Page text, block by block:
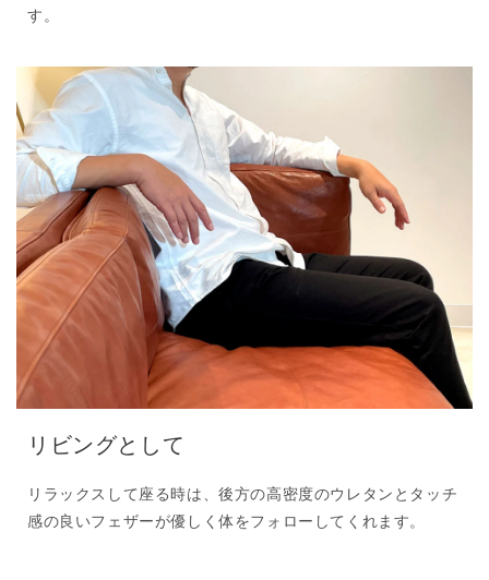
す。
リビングとして
リラックスして座る時は、後方の高密度のウレタンとタッチ
感の良いフェザーが優しく体をフォローしてくれます。